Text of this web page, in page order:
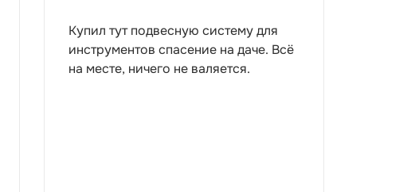
Купил тут подвесную систему для
инструментов спасение на даче. Всё
на месте, ничего не валяется.